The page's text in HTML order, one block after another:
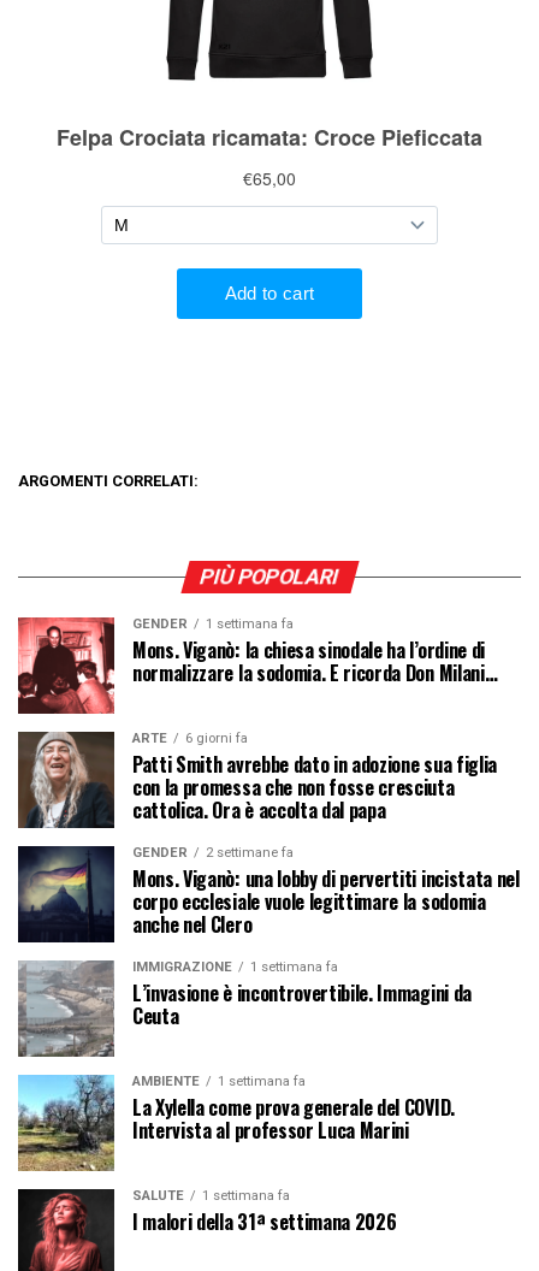
ARGOMENTI CORRELATI:
PIÙ POPOLARI
GENDER 1 settimana fa
Mons. Viganò: la chiesa sinodale ha l’ordine di
normalizzare la sodomia. E ricorda Don Milani…
ARTE 6 giorni fa
Patti Smith avrebbe dato in adozione sua figlia
con la promessa che non fosse cresciuta
cattolica. Ora è accolta dal papa
GENDER 2 settimane fa
Mons. Viganò: una lobby di pervertiti incistata nel
corpo ecclesiale vuole legittimare la sodomia
anche nel Clero
IMMIGRAZIONE 1 settimana fa
L’invasione è incontrovertibile. Immagini da
Ceuta
AMBIENTE 1 settimana fa
La Xylella come prova generale del COVID.
Intervista al professor Luca Marini
SALUTE 1 settimana fa
I malori della 31ª settimana 2026